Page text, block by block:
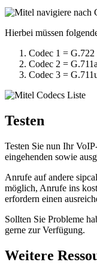
Hierbei müssen
Codec 1 = G.722
Codec 2 =
Codec 3 =
Testen
Testen Sie nun Ihr
eingehenden sowie
Anrufe auf andere
möglich, Anrufe ins
erfordern einen
Sollten Sie Probleme
gerne zur Verfügung.
Weitere